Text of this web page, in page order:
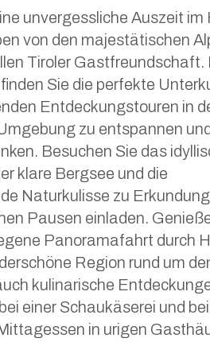
unvergessliche Auszeit im
von den majestätischen
Tiroler Gastfreundschaft.
Sie die perfekte
Entdeckungstouren in
zu entspannen
Besuchen Sie das
klare Bergsee und die
Naturkulisse zu
Pausen einladen.
Panoramafahrt durch
Region rund um
kulinarische
einer Schaukäserei und
in urigen